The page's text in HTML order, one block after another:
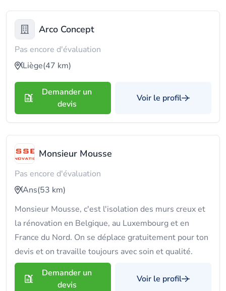
Arco Concept
Pas encore d'évaluation
Liège(47 km)
Demander un
devis
Voir le profil
Monsieur Mousse
Pas encore d'évaluation
Ans(53 km)
Monsieur Mousse, c'est l'isolation des murs creux et
la rénovation en Belgique, au Luxembourg et en
France du Nord. On se déplace gratuitement pour ton
devis et on travaille toujours avec soin et qualité.
Demander un
devis
Voir le profil